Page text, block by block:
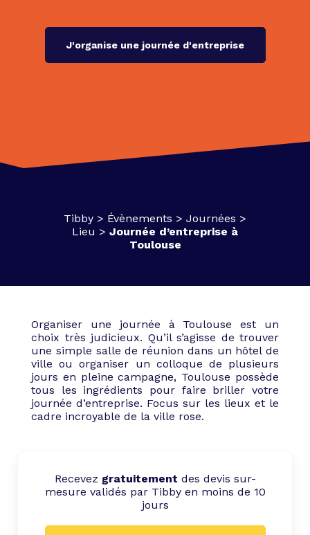
J'organise une journée d'entreprise
Tibby > Évènements > Journées >
Lieu > Journée d’entreprise à
Toulouse
Organiser une journée à Toulouse est un
choix très judicieux. Qu’il s’agisse de trouver
une simple salle de réunion dans un hôtel de
ville ou organiser un colloque de plusieurs
jours en pleine campagne, Toulouse possède
tous les ingrédients pour faire briller votre
journée d’entreprise. Focus sur les lieux et le
cadre incroyable de la ville rose.
Recevez gratuitement des devis sur-
mesure validés par Tibby en moins de 10
jours